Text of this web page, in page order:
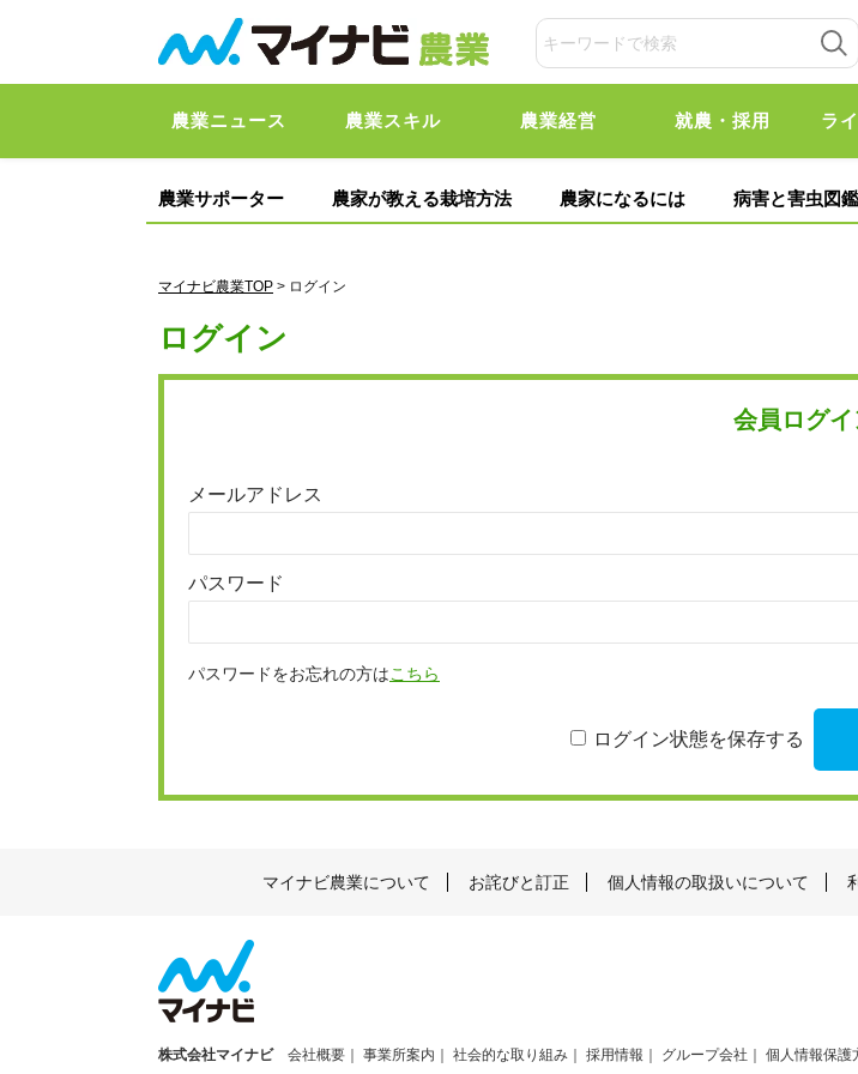
農業ニュース 農業スキル 農業経営 就農・採用 ラ
農業サポーター 農家が教える栽培方法 農家になるには 病害と害虫図鑑
マイナビ農業TOP > ログイン
ログイン
会員ログイ
メールアドレス
パスワード
パスワードをお忘れの方はこちら
ログイン状態を保存する
マイナビ農業について お詫びと訂正 個人情報の取扱いについて
株式会社マイナビ 会社概要 事業所案内 社会的な取り組み 採用情報 グループ会社 個人情報保護